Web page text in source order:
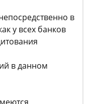
в
у всех банков
в данном